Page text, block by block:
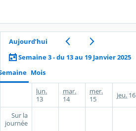
Aujourd’hui
Semaine 3 - du 13 au 19 Janvier 2025
Mois
lun.
13
mar.
14
mer.
15
jeu. 16
Sur la
journée